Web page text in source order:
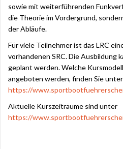
sowie mit weiterführenden
die Theorie im Vordergrund,
der Abläufe.
Für viele Teilnehmer ist das LRC
vorhandenen SRC. Die Ausbildung
geplant werden. Welche
angeboten werden, finden Sie unter
https://
Aktuelle Kurszeiträume sind unter
https://